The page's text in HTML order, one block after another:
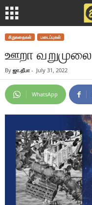
சிறுகதைகள் படைப்புகள்
ஊறா வறுமுலை
By ஜா.தீபா - July 31, 2022
WhatsApp